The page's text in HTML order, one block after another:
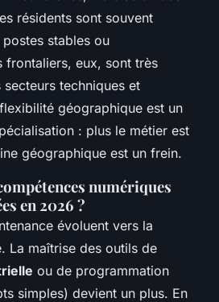
résidents sont souvent
stables ou
frontaliers, eux, sont très
techniques et
géographique est un
: plus le métier est
géographique est un frein.
numériques
en 2026 ?
évoluent vers la
La maîtrise des outils de
ou de programmation
simples) devient un plus. En